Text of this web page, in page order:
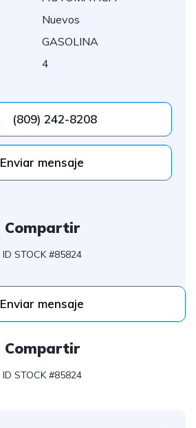
Nuevos
GASOLINA
4
(809) 242-8208
Enviar mensaje
Compartir
ID STOCK #85824
Enviar mensaje
Compartir
ID STOCK #85824